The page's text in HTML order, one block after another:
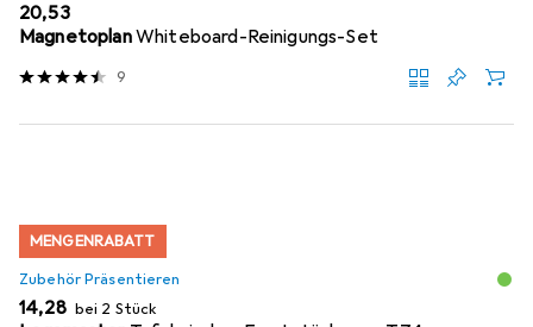
EUR
20,53
MagnetoplanWhiteboard-Reinigungs-Set
9
MENGENRABATT
Zubehör Präsentieren
EUR
14,28 bei 2 Stück